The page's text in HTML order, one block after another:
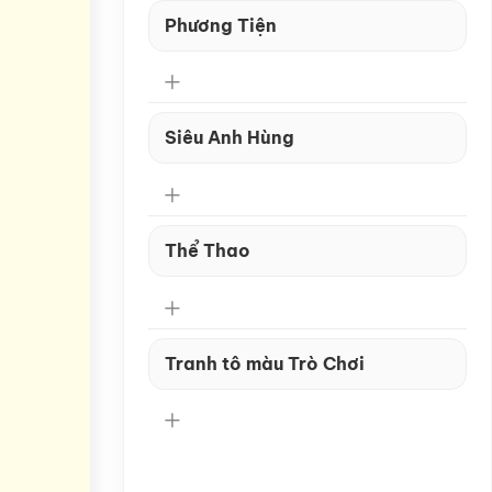
Phương Tiện
Siêu Anh Hùng
Thể Thao
Tranh tô màu Trò Chơi